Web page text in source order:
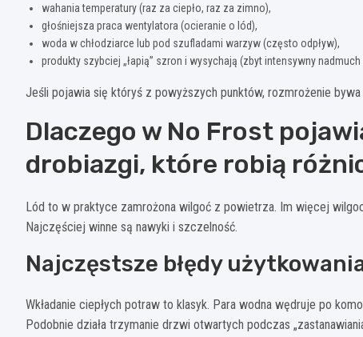
wahania temperatury (raz za ciepło, raz za zimno),
głośniejsza praca wentylatora (ocieranie o lód),
woda w chłodziarce lub pod szufladami warzyw (często odpływ),
produkty szybciej „łapią” szron i wysychają (zbyt intensywny
Jeśli pojawia się któryś z powyższych punktów, rozmrożenie
Dlaczego w No Frost
drobiazgi, które robią
Lód to w praktyce zamrożona wilgoć z powietrza. Im więcej
Najczęściej winne są nawyki i szczelność.
Najczęstsze błędy
Wkładanie ciepłych potraw to klasyk. Para wodna wędruje po
Podobnie działa trzymanie drzwi otwartych podczas